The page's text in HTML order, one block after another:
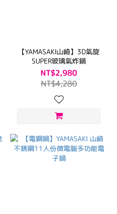
【YAMASAKI山崎】3D氣旋
SUPER玻璃氣炸鍋
NT$2,980
NT$4,280